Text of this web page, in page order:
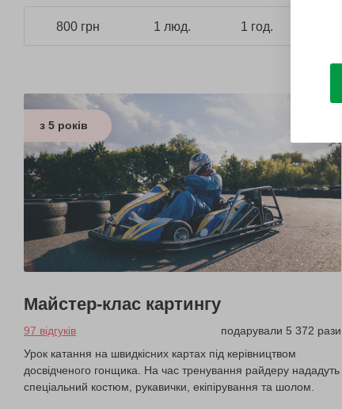
800 грн 1 люд. 1 год.
з 5 років
Майстер-клас картингу
97 відгуків
подарували 5 372 рази
Урок катання на швидкісних картах під керівництвом
досвідченого гонщика. На час тренування райдеру нададуть
спеціальний костюм, рукавички, екіпірування та шолом.